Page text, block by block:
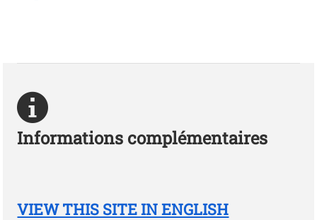
Informations complémentaires
VIEW THIS SITE IN ENGLISH